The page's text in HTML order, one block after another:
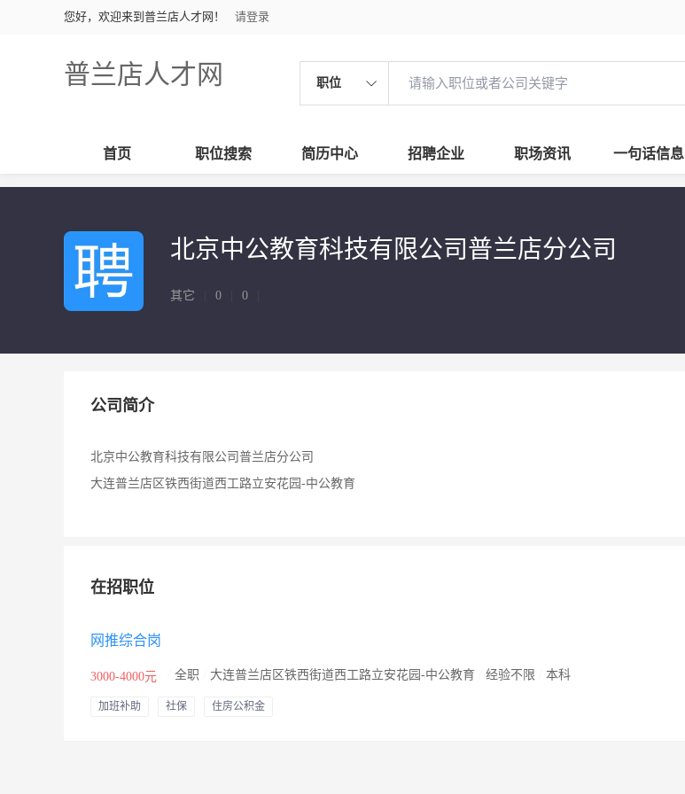
您好，欢迎来到普兰店人才网！ 请登录
普兰店人才网 职位
首页 职位搜索 简历中心 招聘企业 职场资讯 一句话信息
北京中公教育科技有限公司普兰店分公司
其它 0 0
公司简介
北京中公教育科技有限公司普兰店分公司
大连普兰店区铁西街道西工路立安花园-中公教育
在招职位
网推综合岗
3000-4000元 全职 大连普兰店区铁西街道西工路立安花园-中公教育 经验不限 本科
加班补助 社保 住房公积金